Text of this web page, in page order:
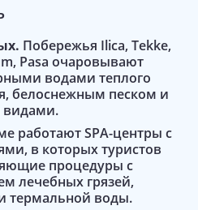
Побережья Ilica, Tekke,
Pasa очаровывают
водами теплого
белоснежным песком и
работают SPA-центры с
в которых туристов
процедуры с
лечебных грязей,
термальной воды.